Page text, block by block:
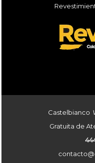
Castelbianco
Gratuita de